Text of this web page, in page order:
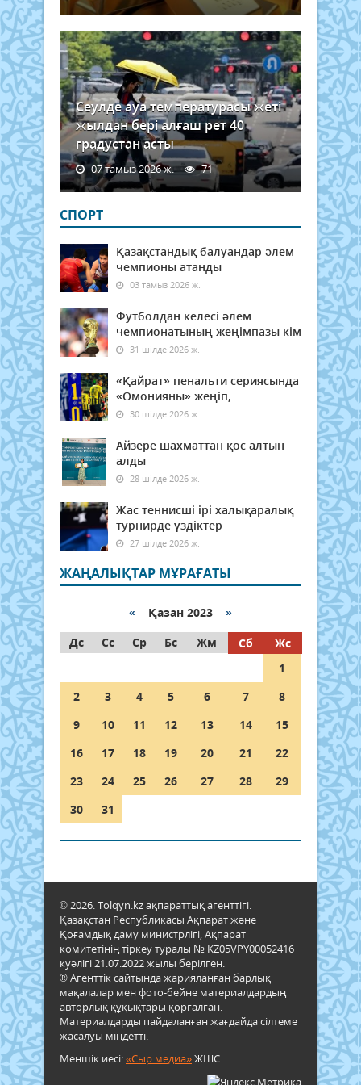
Сеулде ауа температурасы жеті
жылдан бері алғаш рет 40
градустан асты
07 тамыз 2026 ж. 71
СПОРТ
Қазақстандық балуандар әлем
чемпионы атанды
03 тамыз 2026 ж.
Футболдан келесі әлем
чемпионатының жеңімпазы кім
31 шілде 2026 ж.
«Қайрат» пенальти сериясында
«Омонияны» жеңіп,
30 шілде 2026 ж.
Айзере шахматтан қос алтын
алды
28 шілде 2026 ж.
Жас теннисші ірі халықаралық
турнирде үздіктер
27 шілде 2026 ж.
ЖАҢАЛЫҚТАР МҰРАҒАТЫ
« Қазан 2023 »
Дс
Сс Ср Бс Жм Сб
Жс
1
2
3 4 5 6 7
8
9
10 11 12 13 14
15
16
17 18 19 20 21
22
23
24 25 26 27 28
29
30
31
© 2026. Tolqyn.kz ақпараттық агенттігі.
Қазақстан Республикасы Ақпарат және
Қоғамдық даму министрлігі, Ақпарат
комитетінің тіркеу туралы № KZ05VPY00052416
куәлігі 21.07.2022 жылы берілген.
® Агенттік сайтында жарияланған барлық
мақалалар мен фото-бейне материалдардың
авторлық құқықтары қорғалған.
Материалдарды пайдаланған жағдайда сілтеме
жасалуы міндетті.
Меншік иесі:«Сыр медиа»ЖШС.